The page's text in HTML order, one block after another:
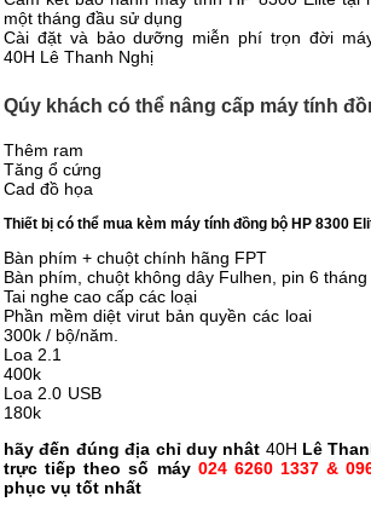
một tháng đầu sử dụng
Cài đặt và bảo dưỡng miễn phí trọn đời
40H Lê Thanh Nghị
Qúy khách có thể nâng cấp máy tính
Thêm ram
Tăng ổ cứng
Cad đồ họa
Thiết bị có thể mua kèm máy tính đồng bộ HP 8300
Bàn phím + chuột chính hãng FPT
Bàn phím, chuột không dây Fulhen, pin 6 tháng
Tai nghe cao cấp các loại
Phần mềm diệt virut bản quyền
300k / bộ/năm.
Loa 2.1 :
400k
Loa 2.0
180k
hãy đến đúng địa chỉ duy nhât 40H Lê
trực tiếp theo số máy 024 6260 1337 &
phục vụ tốt nhất